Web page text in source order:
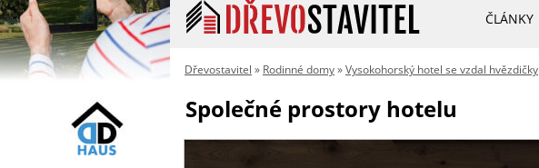
ČLÁNKY
Dřevostavitel » Rodinné domy»Vysokohorský hotel se vzdal hvězdičky
Společné prostory hotelu